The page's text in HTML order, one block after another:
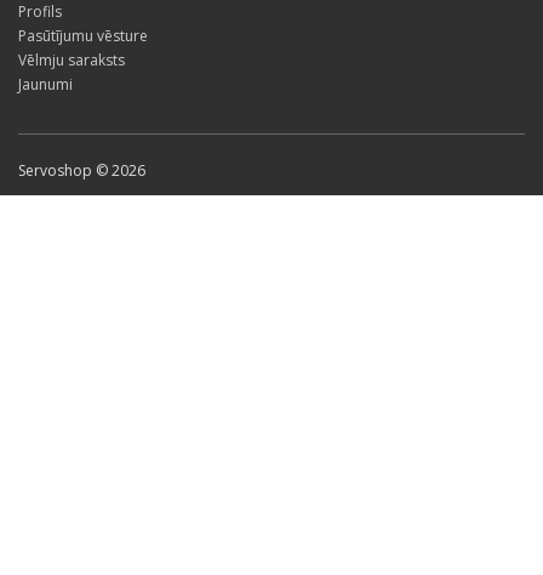
Profils
Pasūtījumu vēsture
Vēlmju saraksts
Jaunumi
Servoshop © 2026